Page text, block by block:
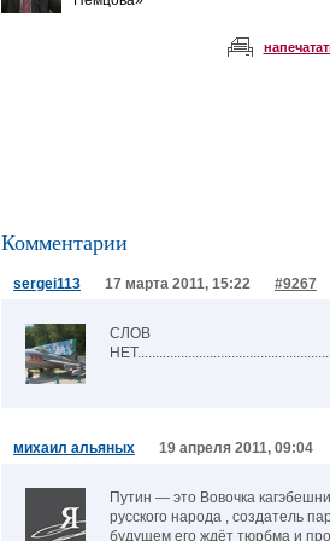
Комментарии
sergei113 17 марта 2011, 15:22 #9267
СЛОВ
михаил альяных 19 апреля 2011, 09:04
Путин — это Вовочка
русского народа , создатель
будущем его ждёт тюрбма и